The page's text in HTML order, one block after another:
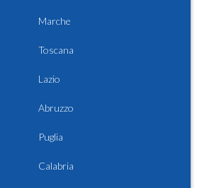
Marche
Toscana
Lazio
Abruzzo
Puglia
Calabria